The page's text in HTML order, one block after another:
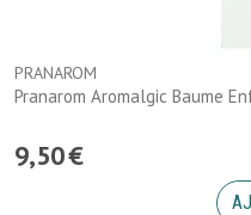
PRANAROM
Pranarom Aromalgic Baume
9,50€